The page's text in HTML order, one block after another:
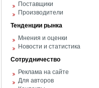
Поставщики
Производители
Тенденции рынка
Мнения и оценки
Новости и статистика
Сотрудничество
Реклама на сайте
Для авторов